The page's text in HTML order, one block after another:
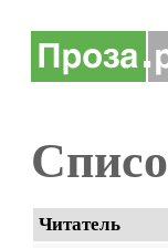
Читатель